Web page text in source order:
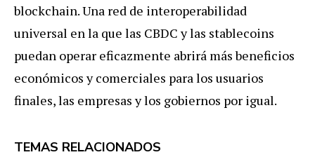
blockchain. Una red de interoperabilidad
universal en la que las CBDC y las stablecoins
puedan operar eficazmente abrirá más beneficios
económicos y comerciales para los usuarios
finales, las empresas y los gobiernos por igual.
TEMAS RELACIONADOS